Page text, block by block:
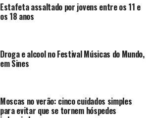
Estafeta assaltado por jovens entre os 11 e
os 18 anos
Droga e alcool no Festival Músicas do Mundo,
em Sines
Moscas no verão: cinco cuidados simples
para evitar que se tornem hóspedes